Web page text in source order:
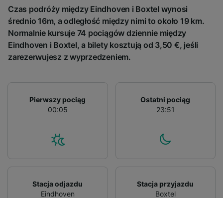
Czas podróży między Eindhoven i Boxtel wynosi
średnio 16m, a odległość między nimi to około 19 km.
Normalnie kursuje 74 pociągów dziennie między
Eindhoven i Boxtel, a bilety kosztują od 3,50 €, jeśli
zarezerwujesz z wyprzedzeniem.
Pierwszy pociąg
00:05
Ostatni pociąg
23:51
Stacja odjazdu
Eindhoven
Stacja przyjazdu
Boxtel
advertising and content measurement,
audience research and services development.
List of Partners